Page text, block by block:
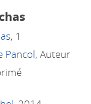
, 1
Pancol, Auteur